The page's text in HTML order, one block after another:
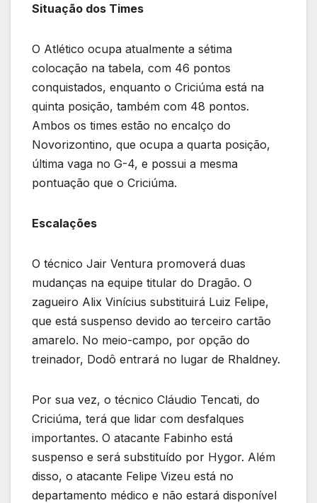
Situação dos Times
O Atlético ocupa atualmente a sétima
colocação na tabela, com 46 pontos
conquistados, enquanto o Criciúma está na
quinta posição, também com 48 pontos.
Ambos os times estão no encalço do
Novorizontino, que ocupa a quarta posição,
última vaga no G-4, e possui a mesma
pontuação que o Criciúma.
Escalações
O técnico Jair Ventura promoverá duas
mudanças na equipe titular do Dragão. O
zagueiro Alix Vinícius substituirá Luiz Felipe,
que está suspenso devido ao terceiro cartão
amarelo. No meio-campo, por opção do
treinador, Dodô entrará no lugar de Rhaldney.
Por sua vez, o técnico Cláudio Tencati, do
Criciúma, terá que lidar com desfalques
importantes. O atacante Fabinho está
suspenso e será substituído por Hygor. Além
disso, o atacante Felipe Vizeu está no
departamento médico e não estará disponível